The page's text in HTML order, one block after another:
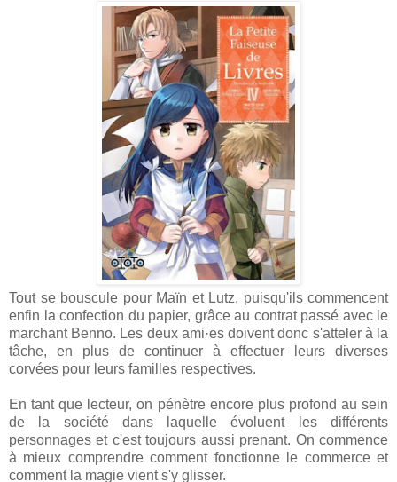
Tout se bouscule pour Maïn et Lutz, puisqu'ils commencent
enfin la confection du papier, grâce au contrat passé avec le
marchant Benno. Les deux ami·es doivent donc s'atteler à la
tâche, en plus de continuer à effectuer leurs diverses
corvées pour leurs familles respectives.
En tant que lecteur, on pénètre encore plus profond au sein
de la société dans laquelle évoluent les différents
personnages et c'est toujours aussi prenant. On commence
à mieux comprendre comment fonctionne le commerce et
comment la magie vient s'y glisser.